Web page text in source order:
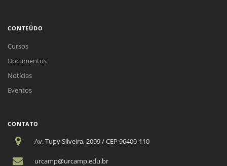
CONTEÚDO
Cursos
Documentos
Notícias
Eventos
CONTATO
Av. Tupy Silveira, 2099 / CEP 96400-110
urcamp@urcamp.edu.br